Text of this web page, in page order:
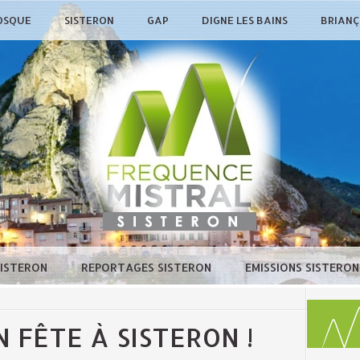
SISTERON GAP DIGNE LES BAINS
REPORTAGES SISTERON EMISSIONS
FÊTE À SISTERON !